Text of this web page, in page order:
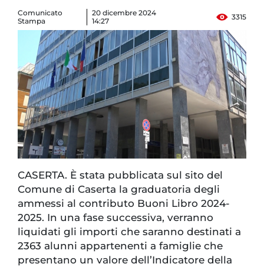
Comunicato
Stampa
20 dicembre 2024
14:27
3315
CASERTA. È stata pubblicata sul sito del
Comune di Caserta la graduatoria degli
ammessi al contributo Buoni Libro 2024-
2025. In una fase successiva, verranno
liquidati gli importi che saranno destinati a
2363 alunni appartenenti a famiglie che
presentano un valore dell’Indicatore della